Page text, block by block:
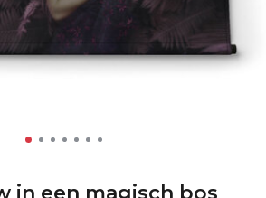
in een magisch bos